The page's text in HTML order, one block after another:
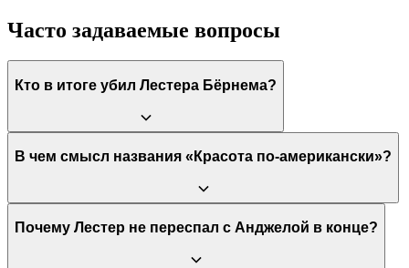
Часто задаваемые вопросы
Кто в итоге убил Лестера Бёрнема?
Лестера Бёрнема убил его сосед, полковник Фрэнк Фиттс. Он
домогательства, что стало последней каплей для полковника,
который всю жизнь подавлял свою гомосексуальность.
В чем смысл названия «Красота по-американски»?
Название имеет несколько значений. Во-первых, это сорт
фильме как страсть, так и искусственную красоту. Во-вторых,
Почему Лестер не переспал с Анджелой в конце?